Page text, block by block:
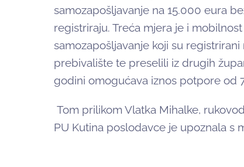
samozapošljavanje na 15.000 eura
registriraju. Treća mjera je i
samozapošljavanje koji su
prebivalište te preselili iz drugih
godini omogućava iznos potpore od
Tom prilikom Vlatka Mihalke,
PU Kutina poslodavce je upoznala s